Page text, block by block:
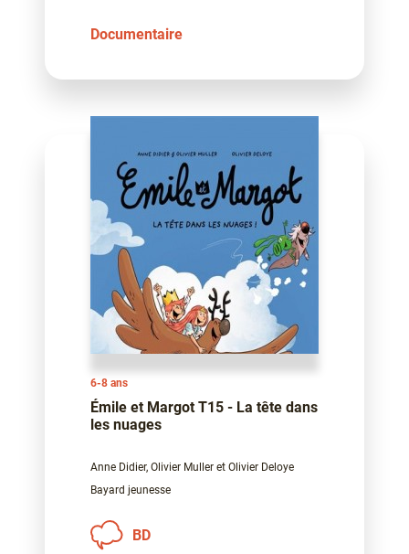
Documentaire
6-8 ans
Émile et Margot T15 - La tête dans
les nuages
Anne Didier, Olivier Muller et Olivier Deloye
Bayard jeunesse
BD